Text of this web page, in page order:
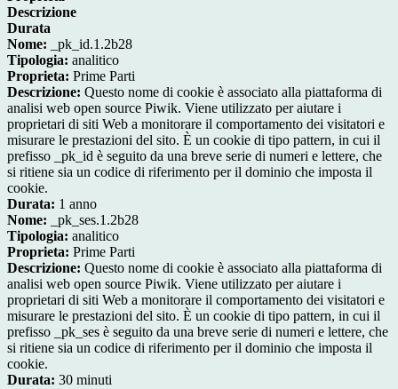
Descrizione
Durata
Nome: _pk_id.1.2b28
Tipologia: analitico
Proprieta: Prime Parti
Descrizione: Questo nome di cookie è associato alla piattaforma di
analisi web open source Piwik. Viene utilizzato per aiutare i
proprietari di siti Web a monitorare il comportamento dei visitatori e
misurare le prestazioni del sito. È un cookie di tipo pattern, in cui il
prefisso _pk_id è seguito da una breve serie di numeri e lettere, che
si ritiene sia un codice di riferimento per il dominio che imposta il
cookie.
Durata: 1 anno
Nome: _pk_ses.1.2b28
Tipologia: analitico
Proprieta: Prime Parti
Descrizione: Questo nome di cookie è associato alla piattaforma di
analisi web open source Piwik. Viene utilizzato per aiutare i
proprietari di siti Web a monitorare il comportamento dei visitatori e
misurare le prestazioni del sito. È un cookie di tipo pattern, in cui il
prefisso _pk_ses è seguito da una breve serie di numeri e lettere, che
si ritiene sia un codice di riferimento per il dominio che imposta il
cookie.
Durata: 30 minuti